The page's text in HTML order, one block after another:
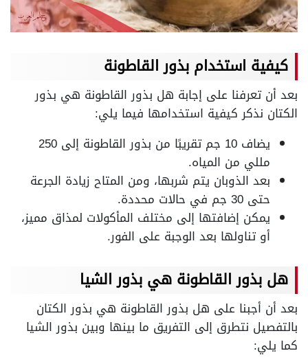
كيفية استخدام بذور القاطونة
بعد أن تعرفنا على إجابة هل بذور القاطونة هي بذور
الكتان نذكر كيفية استخدامها فيما يلي:
يضاف 10 جم تقريبًا من بذور القاطونة إلى 250
مللي من المياه.
بعد الذوبان يتم شربها، ومن المتاح زيادة الجرعة
حتى 30 جم في حالات محددة.
يمكن إضافتها إلى مختلف المأكولات لمذاق مميز،
أو تناولها بعد الوجبة على الفور.
هل بذور القاطونة هي بذور الشيا
بعد أن أجبنا على هل بذور القاطونة هي بذور الكتان
بالتفصيل نتطرق إلى التفريق ما بينها وبين بذور الشيا
كما يلي: